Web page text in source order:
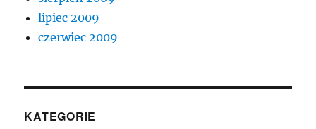
lipiec 2009
czerwiec 2009
KATEGORIE